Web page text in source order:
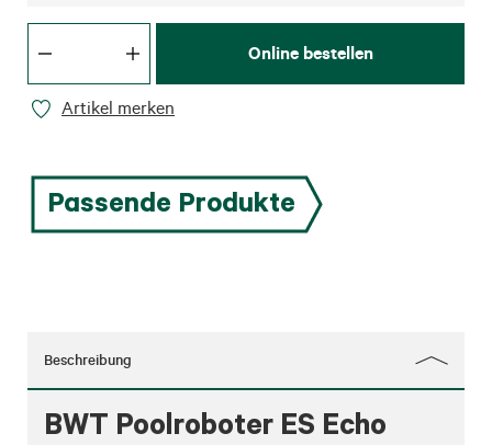
Online bestellen
Artikel merken
Passende Produkte
Beschreibung
BWT Poolroboter ES Echo